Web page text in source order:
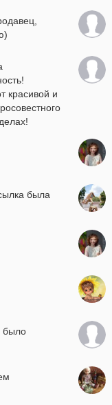
красивой и
была
было